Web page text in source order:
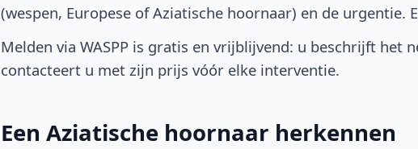
(wespen, Europese of Aziatische hoornaar) en de urgentie.
Melden via WASPP is gratis en vrijblijvend: u beschrijft het
contacteert u met zijn prijs vóór elke interventie.
Een Aziatische hoornaar herkennen